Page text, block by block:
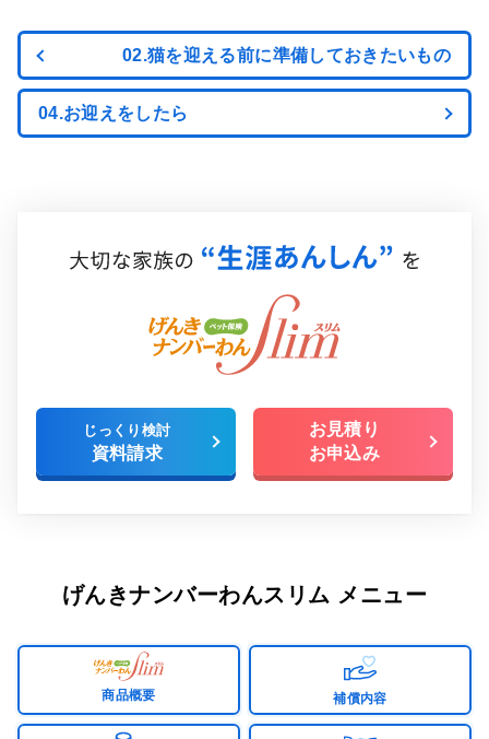
02.猫を迎える前に準備しておきたいもの
04.お迎えをしたら
じっくり検討
資料請求
お見積り
お申込み
げんきナンバーわんスリム メニュー
商品概要 補償内容